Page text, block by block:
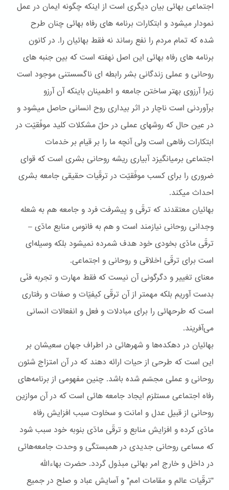
اجتماعی بهائی بيان ديگری است از اينکه چگونه ايمان در عمل
نمودار ميشود و ابتکارات برنامه های رفاه بهائی چنان طرح
شده که تمام مردم را نفع رساند نه فقط بهائيان را. در کانون
برنامه های رفاه بهائی اين اصل نهفته است که بين جنبه های
روحانی و عملی زندگانی بشر رابطه ای ناگسستنی موجود است
زيرا آرزوی بهتر ساختن جامعه و اطمينان باينکه آن آرزو
برآوردنی است ناچار در اثر بيداری روح انسانی حاصل ميشود و
در عين حال که روشهای عملی در حلّ مشکلات کليد موفّقيّت در
ابتکارات رفاهی است ولی آنچه ما را بر قيام بر خدمات
اجتماعی برميانگيزد آبياری ريشه روحانی بشری است که قوای
ضروری را برای کسب موفّقيّت در ترقّيات حقيقی جامعه بشری
احداث ميکند.
بهائيان معتقدند که ترقّی و پيشرفت فرد و جامعه هم به شعله
وجدانی روحانی نيازمند است و هم به فانوس منابع مادّی –
ترقّی مادّی بخودی خود هدف شمرده نميشود بلکه وسيله‌ای
است برای ترقّی اخلاقی و روحانی و اجتماعی.
معنای تغيير و دگرگونی آن نيست که فقط مهارت و تجربه فنّی
بدست آوريم بلکه مهمتر از آن ترقّی کيفيّات و صفات و رفتاری
است که طرحهائی را برای مبادلات و فعل و انفعالات انسانی
می‌آفريند.
بهائيان در دهکده‌ها و شهرهائی در اطراف جهان سعيشان بر
اين است که طرحی از حيات ارائه دهند که در آن امتزاج شئون
روحانی و عملی مجسّم شده باشد. چنين مفهومی از برنامه‌های
رفاه اجتماعی مستلزم ايجاد جامعه هائی است که در آن موازين
روحانی از قبيل عدل و امانت و سخاوت سبب افزايش رفاه
مادّی کرده و افزايش منابع و ترقّی مادّی بنوبه خود سبب شود
که مساعی روحانی جديدی در همبستگی و وحدت جامعه‌هائی
در داخل و خارج امر بهائی مبذول گردد. حضرت بهاءاللّه
"ترقّيات عالم و مقامات امم" و آسايش عباد و صلح در جميع